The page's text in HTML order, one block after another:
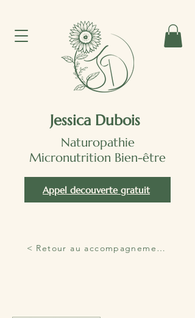
Jessica Dubois
Naturopathie
Micronutrition Bien-être
Appel decouverte gratuit
< Retour au accompagnements